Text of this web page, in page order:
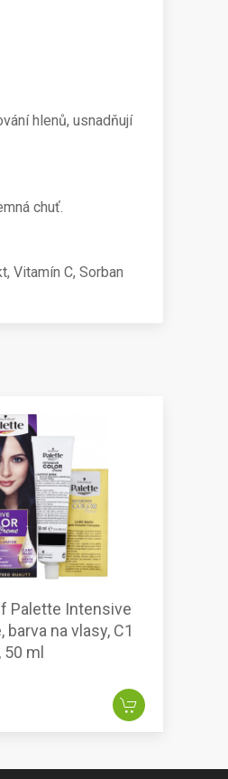
hlenů, usnadňují
chuť.
Vitamín C, Sorban
Palette Intensive
barva na vlasy, C1
ml